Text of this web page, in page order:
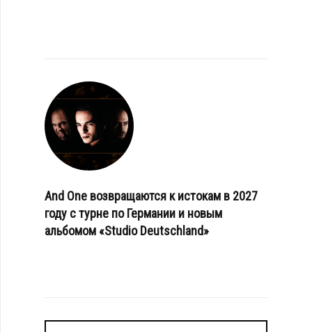
And One возвращаются к истокам в 2027
году с турне по Германии и новым
альбомом «Studio Deutschland»